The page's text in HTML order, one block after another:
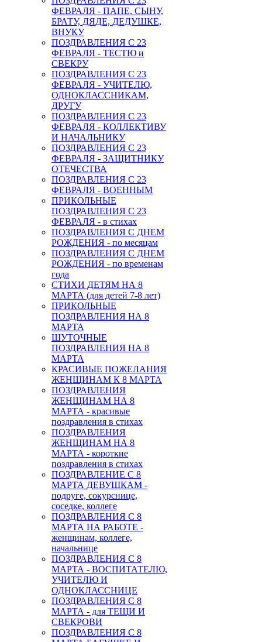
ФЕВРАЛЯ - ПАПЕ, СЫНУ,
БРАТУ, ДЯДЕ, ДЕДУШКЕ,
ВНУКУ
ПОЗДРАВЛЕНИЯ С 23
ФЕВРАЛЯ - ТЕСТЮ и
СВЕКРУ
ПОЗДРАВЛЕНИЯ С 23
ФЕВРАЛЯ - УЧИТЕЛЮ,
ОДНОКЛАССНИКАМ,
ДРУГУ
ПОЗДРАВЛЕНИЯ С 23
ФЕВРАЛЯ - КОЛЛЕКТИВУ
И НАЧАЛЬНИКУ
ПОЗДРАВЛЕНИЯ С 23
ФЕВРАЛЯ - ЗАЩИТНИКУ
ОТЕЧЕСТВА
ПОЗДРАВЛЕНИЯ С 23
ФЕВРАЛЯ - ВОЕННЫМ
ПРИКОЛЬНЫЕ
ПОЗДРАВЛЕНИЯ С 23
ФЕВРАЛЯ - в стихах
ПОЗДРАВЛЕНИЯ С ДНЕМ
РОЖДЕНИЯ - по месяцам
ПОЗДРАВЛЕНИЯ С ДНЕМ
РОЖДЕНИЯ - по временам
года
СТИХИ ДЕТЯМ НА 8
МАРТА (для детей 7-8 лет)
ПРИКОЛЬНЫЕ
ПОЗДРАВЛЕНИЯ НА 8
МАРТА
ШУТОЧНЫЕ
ПОЗДРАВЛЕНИЯ НА 8
МАРТА
КРАСИВЫЕ ПОЖЕЛАНИЯ
ЖЕНЩИНАМ К 8 МАРТА
ПОЗДРАВЛЕНИЯ
ЖЕНЩИНАМ НА 8
МАРТА - красивые
поздравления в стихах
ПОЗДРАВЛЕНИЯ
ЖЕНЩИНАМ НА 8
МАРТА - короткие
поздравления в стихах
ПОЗДРАВЛЕНИЕ С 8
МАРТА ДЕВУШКАМ -
подруге, сокурснице,
соседке, коллеге
ПОЗДРАВЛЕНИЯ С 8
МАРТА НА РАБОТЕ -
женщинам, коллеге,
начальнице
ПОЗДРАВЛЕНИЯ С 8
МАРТА - ВОСПИТАТЕЛЮ,
УЧИТЕЛЮ И
ОДНОКЛАССНИЦЕ
ПОЗДРАВЛЕНИЯ С 8
МАРТА - для ТЕЩИ И
СВЕКРОВИ
ПОЗДРАВЛЕНИЯ С 8